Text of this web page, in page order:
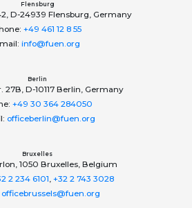
Flensburg
D-24939 Flensburg, Germany
+49 461 12 8 55
info@fuen.org
Berlin
27B, D-10117 Berlin, Germany
+49 30 364 284050
officeberlin@fuen.org
Bruxelles
1050 Bruxelles, Belgium
2 234 6101, +32 2 743 3028
officebrussels@fuen.org